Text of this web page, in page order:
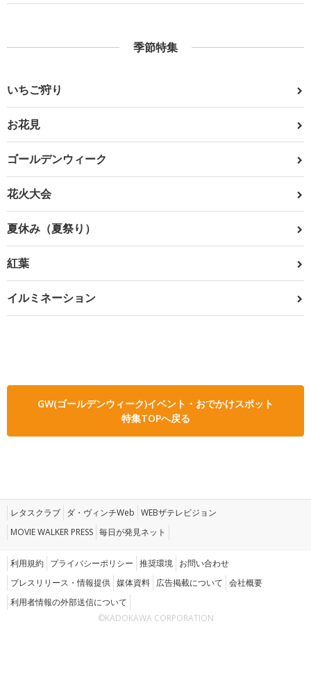
季節特集
いちご狩り
お花見
ゴールデンウィーク
花火大会
夏休み（夏祭り）
紅葉
イルミネーション
GW(ゴールデンウィーク)イベント・おでかけスポット
特集TOPへ戻る
レタスクラブ ダ・ヴィンチWeb WEBザテレビジョン
MOVIE WALKER PRESS 毎日が発見ネット
利用規約 プライバシーポリシー 推奨環境 お問い合わせ
プレスリリース・情報提供 媒体資料 広告掲載について 会社概要
利用者情報の外部送信について
©KADOKAWA CORPORATION